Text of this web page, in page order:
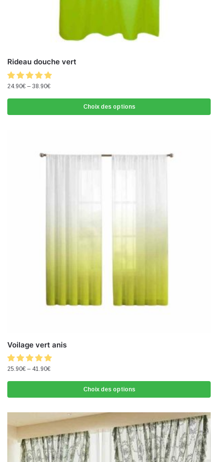
Rideau douche vert
24.90€ – 38.90€
Choix des options
Voilage vert anis
25.90€ – 41.90€
Choix des options